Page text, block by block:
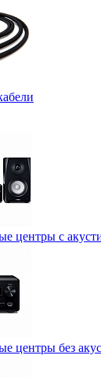
центры с
центры без